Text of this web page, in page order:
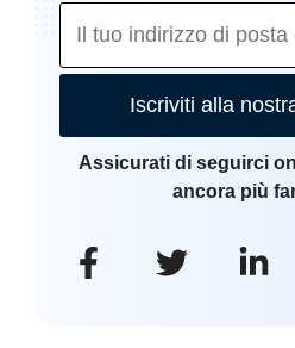
Iscriviti alla
Assicurati di seguirci
ancora più